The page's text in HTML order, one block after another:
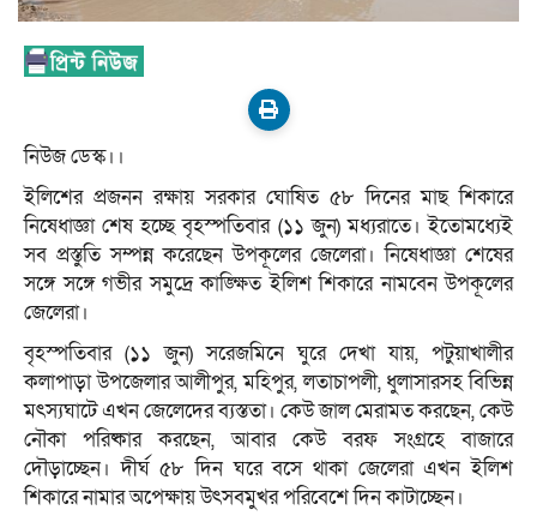
নিউজ ডেস্ক।।
ইলিশের প্রজনন রক্ষায় সরকার ঘোষিত ৫৮ দিনের মাছ শিকারে
নিষেধাজ্ঞা শেষ হচ্ছে বৃহস্পতিবার (১১ জুন) মধ্যরাতে। ইতোমধ্যেই
সব প্রস্তুতি সম্পন্ন করেছেন উপকূলের জেলেরা। নিষেধাজ্ঞা শেষের
সঙ্গে সঙ্গে গভীর সমুদ্রে কাঙ্ক্ষিত ইলিশ শিকারে নামবেন উপকূলের
জেলেরা।
বৃহস্পতিবার (১১ জুন) সরেজমিনে ঘুরে দেখা যায়, পটুয়াখালীর
কলাপাড়া উপজেলার আলীপুর, মহিপুর, লতাচাপলী, ধুলাসারসহ বিভিন্ন
মৎস্যঘাটে এখন জেলেদের ব্যস্ততা। কেউ জাল মেরামত করছেন, কেউ
নৌকা পরিষ্কার করছেন, আবার কেউ বরফ সংগ্রহে বাজারে
দৌড়াচ্ছেন। দীর্ঘ ৫৮ দিন ঘরে বসে থাকা জেলেরা এখন ইলিশ
শিকারে নামার অপেক্ষায় উৎসবমুখর পরিবেশে দিন কাটাচ্ছেন।